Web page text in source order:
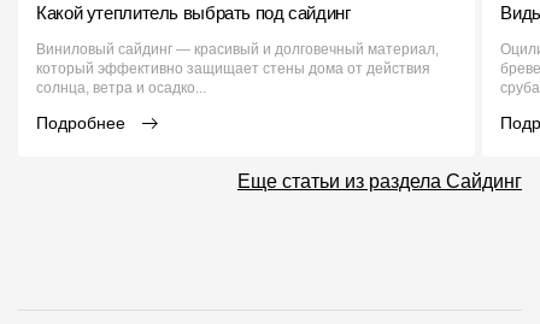
Какой утеплитель выбрать под сайдинг
Виниловый сайдинг — красивый и долговечный материал,
который эффективно защищает стены дома от действия
солнца, ветра и осадко...
Подробнее
Еще статьи из раздела Сайдинг